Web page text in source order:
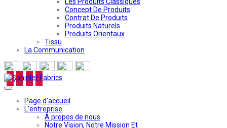
Concept De Produits
Contrat De Produits
Produits Naturels
Produits Orientaux
Tissu
La Communication
Page d’accueil
L’entreprise
À propos de nous
Notre Vision, Notre Mission Et